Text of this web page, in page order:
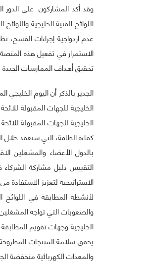
وقد أكد المشاركون على الدور
اللوائح الفنية الخليجية
عدم ازدواجية إجراءات الفسح،
الاستمرار في تفعيل هذه
تحقيق أهداف الممارسات الجيدة
الجدير بالذكر أن اليوم
الخليجية للجهات المقبولة
الخليجية للجهات المقبولة
بالدول الأعضاء والمشغلين
الاستراتيجية لتعزيز
لأنشطة المطابقة في اللوائح
والصعوبات التي تواجه
الخليجية وجهات تقويم
يحقق سلامة المنتجات
والمعدات الكهربائية منخفضة